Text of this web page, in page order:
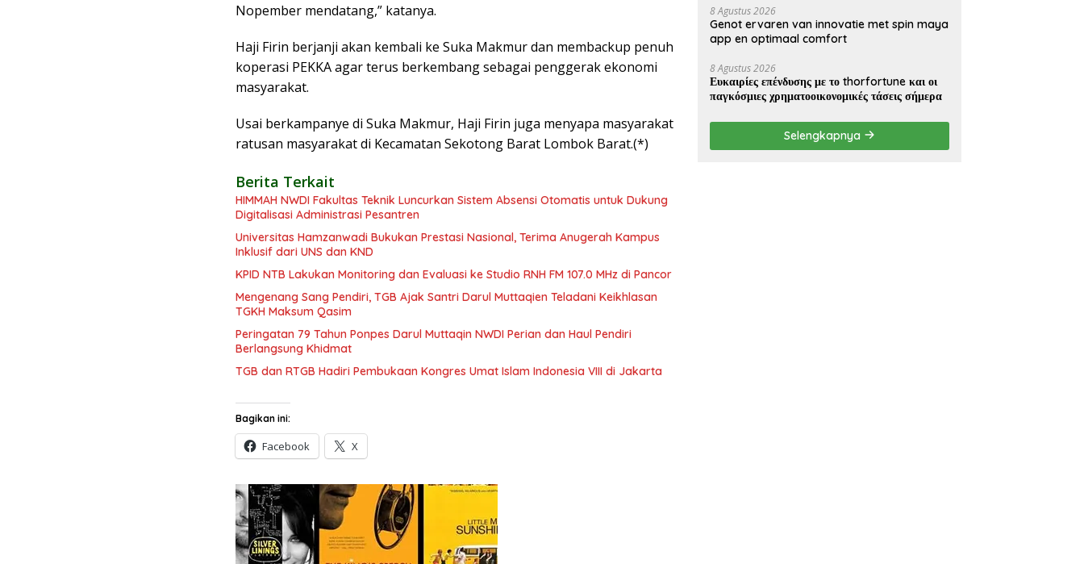
Nopember mendatang,” katanya.
Haji Firin berjanji akan kembali ke Suka Makmur dan membackup penuh
koperasi PEKKA agar terus berkembang sebagai penggerak ekonomi
masyarakat.
Usai berkampanye di Suka Makmur, Haji Firin juga menyapa masyarakat
ratusan masyarakat di Kecamatan Sekotong Barat Lombok Barat.(*)
Berita Terkait
HIMMAH NWDI Fakultas Teknik Luncurkan Sistem Absensi Otomatis untuk Dukung
Digitalisasi Administrasi Pesantren
Universitas Hamzanwadi Bukukan Prestasi Nasional, Terima Anugerah Kampus
Inklusif dari UNS dan KND
KPID NTB Lakukan Monitoring dan Evaluasi ke Studio RNH FM 107.0 MHz di Pancor
Mengenang Sang Pendiri, TGB Ajak Santri Darul Muttaqien Teladani Keikhlasan
TGKH Maksum Qasim
Peringatan 79 Tahun Ponpes Darul Muttaqin NWDI Perian dan Haul Pendiri
Berlangsung Khidmat
TGB dan RTGB Hadiri Pembukaan Kongres Umat Islam Indonesia VIII di Jakarta
Bagikan ini:
Facebook X
8 Agustus 2026
Genot ervaren van innovatie met spin maya
app en optimaal comfort
8 Agustus 2026
Ευκαιρίες επένδυσης με το thorfortune και οι
παγκόσμιες χρηματοοικονομικές τάσεις σήμερα
Selengkapnya